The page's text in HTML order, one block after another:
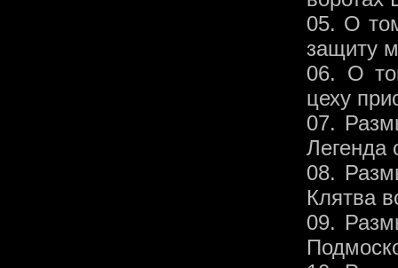
05. О
защиту
06. О
цеху
07.
Легенда
08.
Клятва
09.